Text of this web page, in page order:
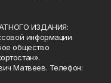
ИЗДАНИЯ:
информации
общество
Матвеев. Телефон: